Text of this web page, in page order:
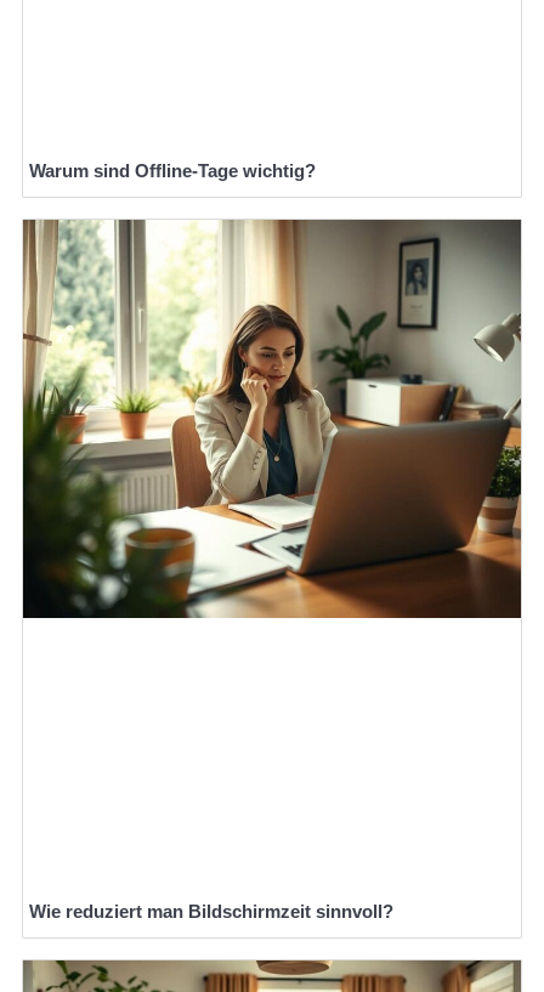
Warum sind Offline-Tage wichtig?
Wie reduziert man Bildschirmzeit sinnvoll?